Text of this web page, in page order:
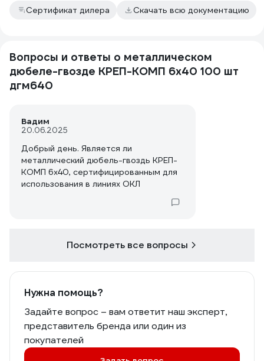
Сертификат дилера Скачать всю документацию
Вопросы и ответы о металлическом
дюбеле-гвозде КРЕП-КОМП 6х40 100 шт
дгм640
Вадим
20.06.2025
Добрый день. Является ли
металлический дюбель-гвоздь КРЕП-
КОМП 6х40, сертифицированным для
использования в линиях ОКЛ
Посмотреть все вопросы
Нужна помощь?
Задайте вопрос – вам ответит наш эксперт,
представитель бренда или один из
покупателей